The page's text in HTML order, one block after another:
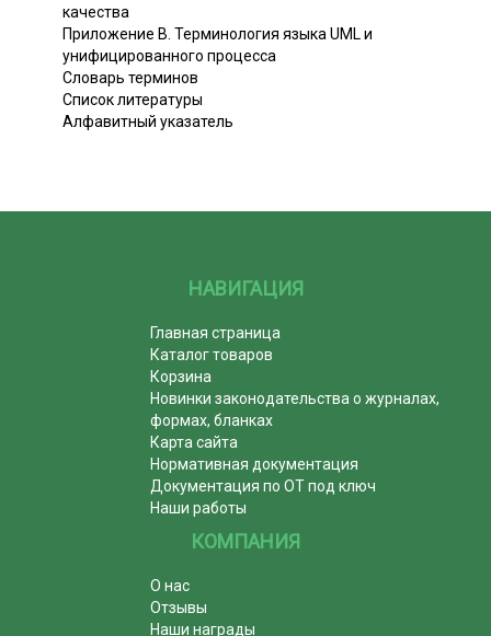
качества
Приложение В. Терминология языка UML и
унифицированного процесса
Словарь терминов
Список литературы
Алфавитный указатель
НАВИГАЦИЯ
Главная страница
Каталог товаров
Корзина
Новинки законодательства о журналах,
формах, бланках
Карта сайта
Нормативная документация
Документация по ОТ под ключ
Наши работы
КОМПАНИЯ
О нас
Отзывы
Наши награды